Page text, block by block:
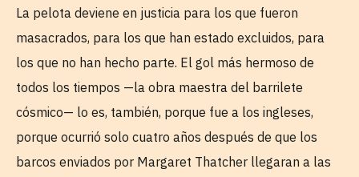
La pelota deviene en justicia para los que fueron
masacrados, para los que han estado excluidos, para
los que no han hecho parte. El gol más hermoso de
todos los tiempos —la obra maestra del barrilete
cósmico— lo es, también, porque fue a los ingleses,
porque ocurrió solo cuatro años después de que los
barcos enviados por Margaret Thatcher llegaran a las